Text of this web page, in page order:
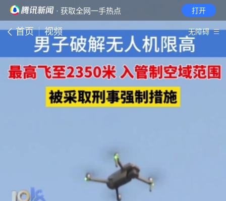
· 获取全网一手热点 打开
首页 视频 无障碍